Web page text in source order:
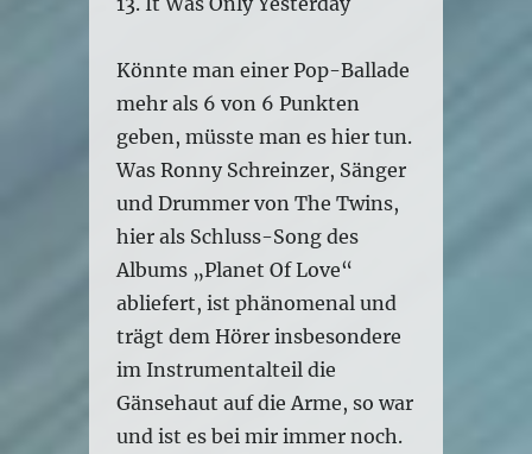
Könnte man einer Pop-Ballade
mehr als 6 von 6 Punkten
geben, müsste man es hier tun.
Was Ronny Schreinzer, Sänger
und Drummer von The Twins,
hier als Schluss-Song des
Albums „Planet Of Love“
abliefert, ist phänomenal und
trägt dem Hörer insbesondere
im Instrumentalteil die
Gänsehaut auf die Arme, so war
und ist es bei mir immer noch.